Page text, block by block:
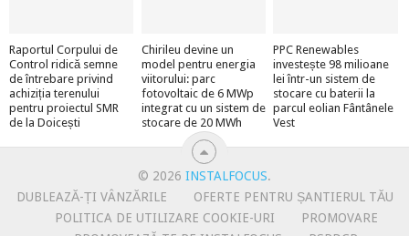
Raportul Corpului de
Control ridică semne
de întrebare privind
achiziția terenului
pentru proiectul SMR
de la Doicești
Chirileu devine un
model pentru energia
viitorului: parc
fotovoltaic de 6 MWp
integrat cu un sistem de
stocare de 20 MWh
PPC Renewables
investește 98 milioane
lei într-un sistem de
stocare cu baterii la
parcul eolian Fântânele
Vest
© 2026 INSTALFOCUS.
DUBLEAZĂ-ȚI VÂNZĂRILE
OFERTE PENTRU ȘANTIERUL TĂU
POLITICA DE UTILIZARE COOKIE-URI
PROMOVARE